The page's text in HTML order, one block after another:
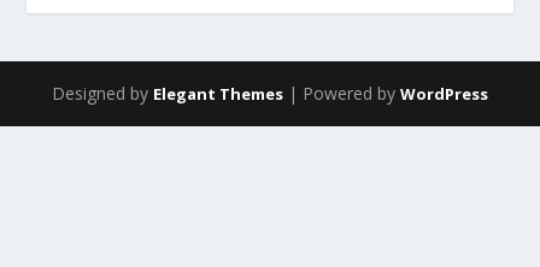
Designed by Elegant Themes | Powered by WordPress